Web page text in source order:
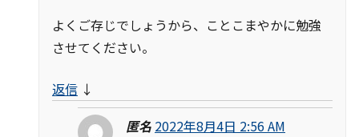
よくご存じでしょうから、ことこまやかに勉強
させてください。
返信 ↓
匿名 2022年8月4日 2:56 AM